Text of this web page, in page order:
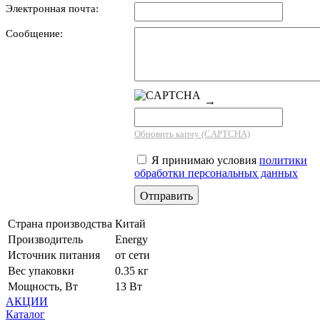
Электронная почта:
Сообщение:
→
Обновить капчу (CAPTCHA)
Я принимаю условия политики
обработки персональных данных
Страна производства Китай
Производитель
Energy
Источник питания
от сети
Вес упаковки
0.35 кг
Мощность, Вт
13 Вт
АКЦИИ
Каталог